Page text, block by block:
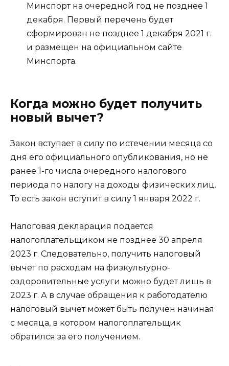
Минспорт на очередной год не позднее 1
декабря. Первый перечень будет
сформирован не позднее 1 декабря 2021 г.
и размещен на официальном сайте
Минспорта.
Когда можно будет получить
новый вычет?
Закон вступает в силу по истечении месяца со
дня его официального опубликования, но не
ранее 1-го числа очередного налогового
периода по налогу на доходы физических лиц.
То есть закон вступит в силу 1 января 2022 г.
Налоговая декларация подается
налогоплательщиком не позднее 30 апреля
2023 г. Следовательно, получить налоговый
вычет по расходам на физкультурно-
оздоровительные услуги можно будет лишь в
2023 г. А в случае обращения к работодателю
налоговый вычет может быть получен начиная
с месяца, в котором налогоплательщик
обратился за его получением.